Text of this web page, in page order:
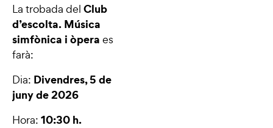
La trobada del Club
d’escolta. Música
simfònica i òpera es
farà:
Dia: Divendres, 5 de
juny de 2026
Hora: 10:30 h.